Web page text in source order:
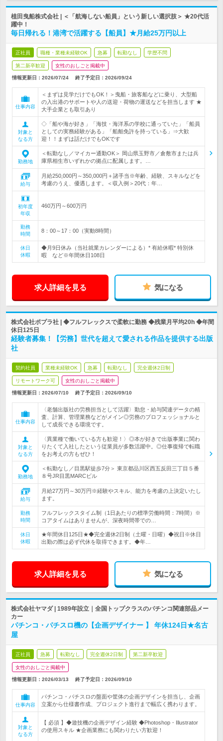
植田曳船株式会社 | ＜「航海しない船員」という新しい選択肢＞ ★20代活
躍中！
毎日帰れる！港湾で活躍する【船員】★月給25万円以上
正社員 職種・業種未経験OK 急募 転勤なし 学歴不問
第二新卒歓迎 女性のおしごと掲載中
情報更新日：2026/07/24 終了予定日： 2026/09/24
仕事内容
＜まずは見学だけでもOK！＞曳船・旅客船などに乗り、大型船
の入出港のサポートや人の送迎・荷物の運送などを担当します ★
大手企業とも取引あり
対象と
なる方
◇「船や海が好き」「海技・海洋系の学校に通っていた」「船員
としての実務経験がある」「船舶免許を持っている」⇒大歓
迎！！まずは話だけでもOKです
勤務地
＜転勤なし／マイカー通勤OK＞ 岡山県玉野市／倉敷市または兵
庫県相生市いずれかの拠点に配属します。…
給与
月給250,000円～350,000円＋諸手当※年齢、経験、スキルなどを
考慮のうえ、優遇します。＜収入例＞20代：年…
初年度
年収
460万円～600万円
勤務
時間
8：00～17：00（実動8時間）
休日
休暇
◆月9日休み（当社就業カレンダーによる）* 有給休暇* 特別休
暇 など※年間休日108日
求人詳細を見る 気になる
株式会社ポプラ社 | ◆フルフレックスで柔軟に勤務 ◆残業月平均20h ◆年間
休日125日
経験者募集！【労務】世代を超えて愛される作品を提供する出版
社
契約社員 業種未経験OK 急募 転勤なし 完全週休2日制
リモートワーク可 女性のおしごと掲載中
情報更新日：2026/07/10 終了予定日： 2026/09/10
仕事内容
〈老舗出版社の労務担当として活躍〉勤怠・給与関連データの精
査、計算、管理業務などがメイン◎労務のプロフェッショナルと
して成長できる環境です。
対象と
なる方
〈異業種で働いている方も歓迎！〉◎本が好きで出版事業に関わ
りたくて入社したという従業員が多数活躍中。◎仕事復帰で転職
をお考えの方もぜひ！
勤務地
＜転勤なし／目黒駅徒歩7分＞ 東京都品川区西五反田三丁目５番
８号JR目黒MARCビル
給与
月給27万円～30万円※経験やスキル、能力を考慮の上決定いたし
ます。
勤務
時間
フルフレックスタイム制（1日あたりの標準労働時間：7時間）※
コアタイムはありませんが、深夜時間帯での…
休日
休暇
★年間休日125日★◆完全週休2日制（土曜・日曜）◆祝日※休日
出勤の際は必ず代休を取得できます。◆年…
求人詳細を見る 気になる
株式会社ヤマダ | 1989年設立｜全国トップクラスのパチンコ関連部品メー
カー
パチンコ・パチスロ機の【企画デザイナー 】 年休124日★名古
屋
正社員 急募 転勤なし 完全週休2日制 第二新卒歓迎
女性のおしごと掲載中
情報更新日：2026/03/13 終了予定日： 2026/09/10
仕事内容
パチンコ・パチスロの盤面や筐体の企画デザインを担当し、企画
立案から仕様書作成、プロジェクト進行まで幅広く携わります。
対象と
なる方
【 必須 】◆遊技機の企画デザイン経験 ◆Photoshop・Illustrator
の使用スキル ★企画業務にも関わりたい方歓迎！